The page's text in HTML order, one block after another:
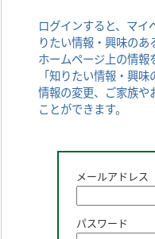
ログインすると、マイ
りたい情報・興味の
ホームページ上の情報
「知りたい情報・興
情報の変更、ご家族や
ことができます。
メールアドレス
パスワード